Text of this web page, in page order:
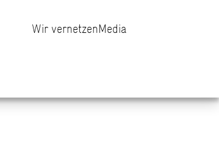
Wir vernetzenMedia